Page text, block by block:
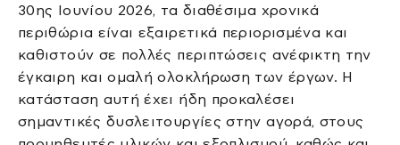
30ης Ιουνίου 2026, τα διαθέσιμα χρονικά
περιθώρια είναι εξαιρετικά περιορισμένα και
καθιστούν σε πολλές περιπτώσεις ανέφικτη την
έγκαιρη και ομαλή ολοκλήρωση των έργων. Η
κατάσταση αυτή έχει ήδη προκαλέσει
σημαντικές δυσλειτουργίες στην αγορά, στους